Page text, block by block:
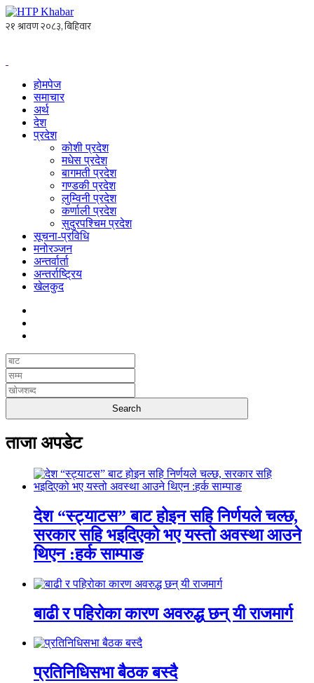
होमपेज
समाचार
अर्थ
देश
प्रदेश
कोशी प्रदेश
मधेस प्रदेश
बागमती प्रदेश
गण्डकी प्रदेश
लुम्विनी प्रदेश
कर्णाली प्रदेश
सुदुरपश्चिम प्रदेश
सूचना-प्रविधि
मनोरञ्जन
अन्तर्वार्ता
अन्तर्राष्ट्रिय
खेलकुद
ताजा अपडेट
देश “स्ट्याटस” बाट होइन सहि निर्णयले चल्छ,
सरकार सहि भइदिएको भए यस्तो अवस्था आउने
थिएन :हर्क साम्पाङ
बाढी र पहिरोका कारण अवरुद्ध छन् यी राजमार्ग
प्रतिनिधिसभा बैठक बस्दै